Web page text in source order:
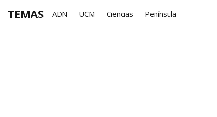
TEMAS ADN UCM Ciencias Península